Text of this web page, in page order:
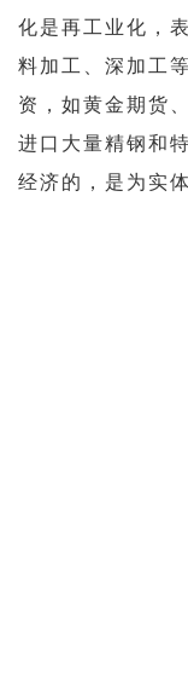
化是再工业化，
料加工、深加工
资，如黄金期货
进口大量精钢和
经济的，是为实